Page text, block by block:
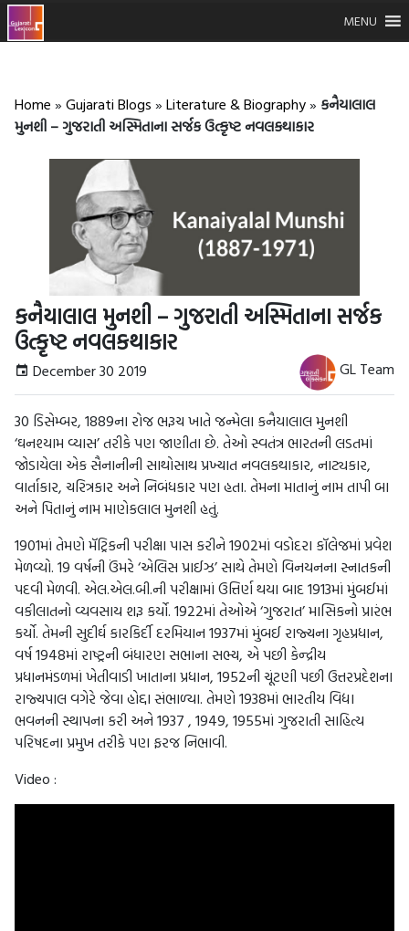
MENU
Home » Gujarati Blogs » Literature & Biography» કનૈયાલાલ
મુનશી – ગુજરાતી અસ્મિતાના સર્જક ઉત્કૃષ્ટ નવલકથાકાર
કનૈયાલાલ મુનશી – ગુજરાતી અસ્મિતાના સર્જક
ઉત્કૃષ્ટ નવલકથાકાર
December 30 2019 GL Team
30 ડિસેમ્બર, 1889ના રોજ ભરૂચ ખાતે જન્મેલા કનૈયાલાલ મુનશી
‘ઘનશ્યામ વ્યાસ’ તરીકે પણ જાણીતા છે. તેઓ સ્વતંત્ર ભારતની લડતમાં
જોડાયેલા એક સૈનાનીની સાથોસાથ પ્રખ્યાત નવલકથાકાર, નાટ્યકાર,
વાર્તાકાર, ચરિત્રકાર અને નિબંધકાર પણ હતા. તેમના માતાનું નામ તાપી બા
અને પિતાનું નામ માણેકલાલ મુનશી હતું.
1901માં તેમણે મૅટ્રિકની પરીક્ષા પાસ કરીને 1902માં વડોદરા કૉલેજમાં પ્રવેશ
મેળવ્યો. 19 વર્ષની ઉંમરે ‘એલિસ પ્રાઈઝ’ સાથે તેમણે વિનયનના સ્નાતકની
પદવી મેળવી. એલ.એલ.બી.ની પરીક્ષામાં ઉત્તિર્ણ થયા બાદ 1913માં મુંબઈમાં
વકીલાતનો વ્યવસાય શરૂ કર્યો. 1922માં તેઓએ ‘ગુજરાત’ માસિકનો પ્રારંભ
કર્યો. તેમની સુદીર્ઘ કારકિર્દી દરમિયાન 1937માં મુંબઈ રાજ્યના ગૃહપ્રધાન,
વર્ષ 1948માં રાષ્ટ્રની બંધારણ સભાના સભ્ય, એ પછી કેન્દ્રીય
પ્રધાનમંડળમાં ખેતીવાડી ખાતાના પ્રધાન, 1952ની ચૂંટણી પછી ઉત્તરપ્રદેશના
રાજ્યપાલ વગેરે જેવા હોદ્દા સંભાળ્યા. તેમણે 1938માં ભારતીય વિદ્યા
ભવનની સ્થાપના કરી અને 1937 , 1949, 1955માં ગુજરાતી સાહિત્ય
પરિષદના પ્રમુખ તરીકે પણ ફરજ નિભાવી.
Video :